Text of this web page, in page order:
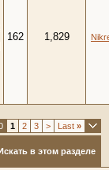
162 1,829
1 2 3 > Last »
в этом разделе